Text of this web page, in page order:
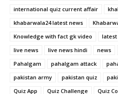
international quiz current affair
khabarwala24 latest news
Knowledge with fact gk video
latest
live news
live news hindi news
Pahalgam
pahalgam attack
pakistan army
pakistan quiz
Quiz App
Quiz Challenge Quiz